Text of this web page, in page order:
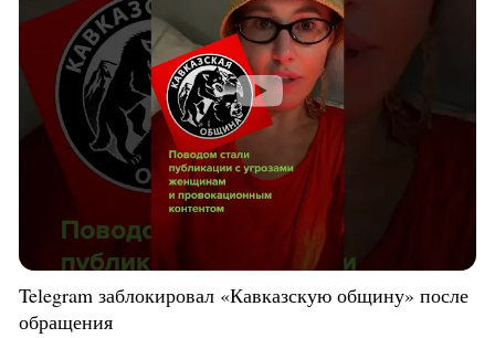
Telegram заблокировал «Кавказскую общину» после
обращения